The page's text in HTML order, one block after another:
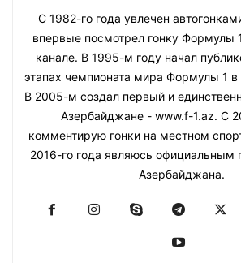
С 1982-го года увлечен
впервые посмотрел гонку Формулы
канале. В 1995-м году начал
этапах чемпионата мира Формулы 1 в
В 2005-м создал первый и
Азербайджане - www.f-1.az. С
комментирую гонки на местном
2016-го года являюсь официальным
Азербайджана.